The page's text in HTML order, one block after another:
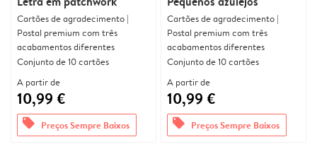
Cartões de agradecimento |
Postal premium com três
acabamentos diferentes
Conjunto de 10 cartões
A partir de
10,99 €
offers Preços Sempre Baixos
Cartões de agradecimento |
Postal premium com três
acabamentos diferentes
Conjunto de 10 cartões
A partir de
10,99 €
offers Preços Sempre Baixos